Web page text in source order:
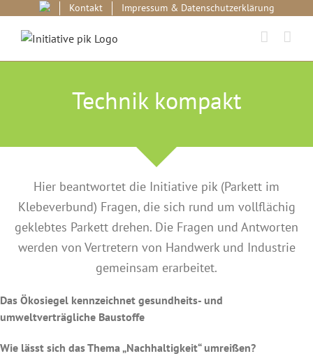
content
Kontakt Impressum & Datenschutzerklärung
Technik kompakt
Hier beantwortet die Initiative pik (Parkett im
Klebeverbund) Fragen, die sich rund um vollflächig
geklebtes Parkett drehen. Die Fragen und Antworten
werden von Vertretern von Handwerk und Industrie
gemeinsam erarbeitet.
Das Ökosiegel kennzeichnet gesundheits- und
umweltverträgliche Baustoffe
Wie lässt sich das Thema „Nachhaltigkeit“ umreißen?